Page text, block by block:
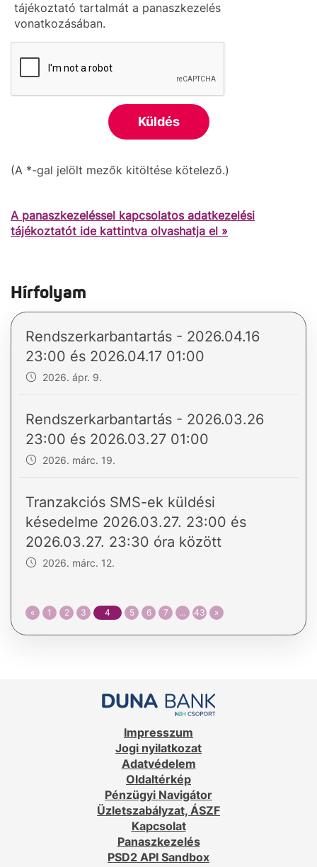
tájékoztató tartalmát a panaszkezelés
vonatkozásában.
(A *-gal jelölt mezők kitöltése kötelező.)
A panaszkezeléssel kapcsolatos adatkezelési
tájékoztatót ide kattintva olvashatja el »
Hírfolyam
Rendszerkarbantartás - 2026.04.16
23:00 és 2026.04.17 01:00
2026. ápr. 9.
Rendszerkarbantartás - 2026.03.26
23:00 és 2026.03.27 01:00
2026. márc. 19.
Tranzakciós SMS-ek küldési
késedelme 2026.03.27. 23:00 és
2026.03.27. 23:30 óra között
2026. márc. 12.
« 1 2 3 4 5 6 7 … 43 »
Impresszum
Jogi nyilatkozat
Adatvédelem
Oldaltérkép
Pénzügyi Navigátor
Üzletszabályzat, ÁSZF
Kapcsolat
Panaszkezelés
PSD2 API Sandbox